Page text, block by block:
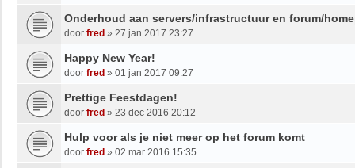
Onderhoud aan servers/infrastructuur en forum/
door fred » 27 jan 2017 23:27
Happy New Year!
door fred » 01 jan 2017 09:27
Prettige Feestdagen!
door fred » 23 dec 2016 20:12
Hulp voor als je niet meer op het forum komt
door fred » 02 mar 2016 15:35